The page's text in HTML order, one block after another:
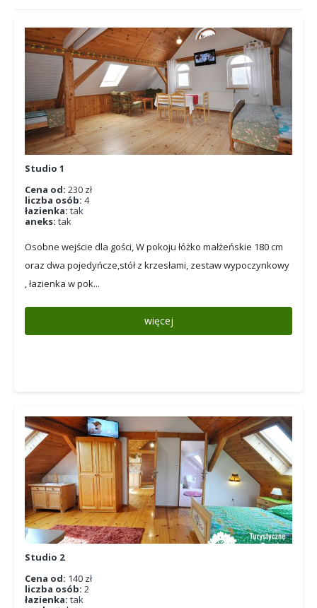
Studio 1
Cena od: 230 zł
liczba osób: 4
łazienka: tak
aneks: tak
Osobne wejście dla gości, W pokoju łóżko małżeńskie 180 cm
oraz dwa pojedyńcze,stół z krzesłami, zestaw wypoczynkowy
, łazienka w pok...
więcej
Studio 2
Cena od: 140 zł
liczba osób: 2
łazienka: tak